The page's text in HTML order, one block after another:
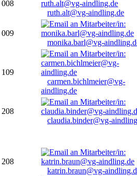
008
ruth.alt@vg-aindling.de
009
monika.barl@vg-
109
carmen.bichlmeier@vg-
aindling.de
208
claudia.binder@vg-
208
katrin.braun@vg-